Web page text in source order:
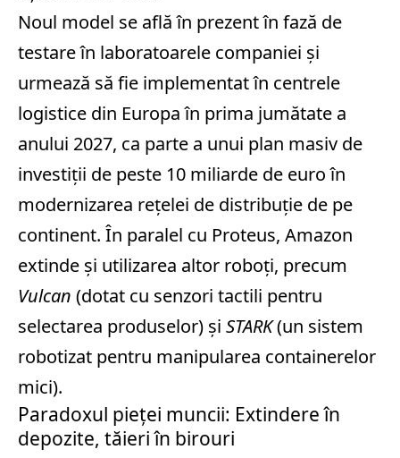
Noul model se află în prezent în fază de
testare în laboratoarele companiei și
urmează să fie implementat în centrele
logistice din Europa în prima jumătate a
anului 2027, ca parte a unui plan masiv de
investiții de peste 10 miliarde de euro în
modernizarea rețelei de distribuție de pe
continent. În paralel cu Proteus, Amazon
extinde și utilizarea altor roboți, precum
Vulcan (dotat cu senzori tactili pentru
selectarea produselor) și STARK(un sistem
robotizat pentru manipularea containerelor
mici).
Paradoxul pieței muncii: Extindere în
depozite, tăieri în birouri